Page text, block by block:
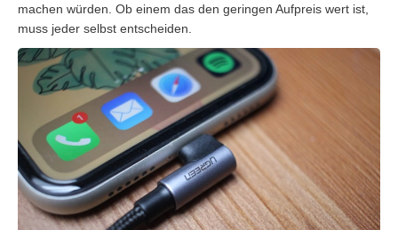
machen würden. Ob einem das den geringen Aufpreis wert ist,
muss jeder selbst entscheiden.